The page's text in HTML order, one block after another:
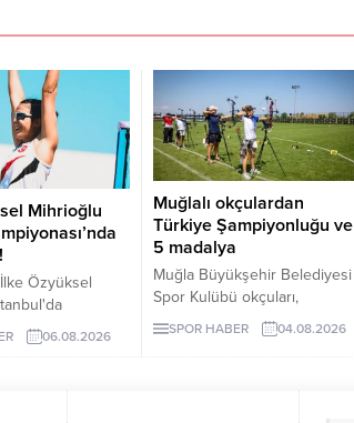
Mihrioğlu
Özyüksel
Avrupa
Pentatlon
06.08.2026
Muğlalı okçulardan
Türkiye Şampiyonluğu ve
5 madalya
Muğla Büyükşehir Belediyesi
Spor Kulübü okçuları,
Samsun’daki 15 Temmuz
Demokrasi ve Millî Birlik
Şampiyonluğu ve beş
SPOR HABER 04.08.2026